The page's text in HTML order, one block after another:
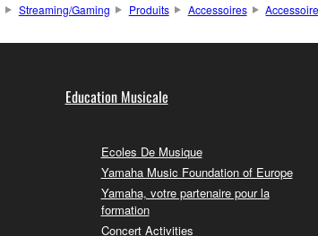
Streaming/Gaming Produits Accessoires
Education Musicale
Ecoles De Musique
Yamaha Music Foundation of Europe
Yamaha, votre partenaire pour la
formation
Concert Activities